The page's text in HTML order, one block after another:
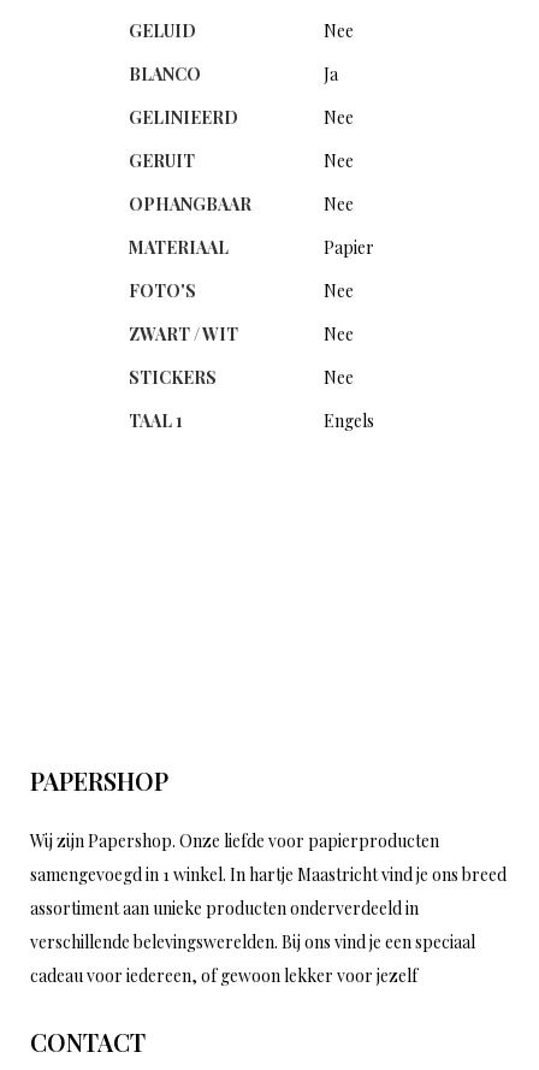
GELUID
Nee
BLANCO
Ja
GELINIEERD
Nee
GERUIT
Nee
OPHANGBAAR
Nee
MATERIAAL
Papier
FOTO'S
Nee
ZWART / WIT
Nee
STICKERS
Nee
TAAL 1
Engels
PAPERSHOP
Wij zijn Papershop. Onze liefde voor papierproducten
samengevoegd in 1 winkel. In hartje Maastricht vind je ons breed
assortiment aan unieke producten onderverdeeld in
verschillende belevingswerelden. Bij ons vind je een speciaal
cadeau voor iedereen, of gewoon lekker voor jezelf
CONTACT